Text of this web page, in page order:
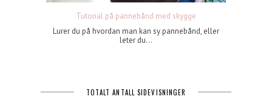
Tutorial på pannebånd med skygge
Lurer du på hvordan man kan sy pannebånd, eller
leter du...
TOTALT ANTALL SIDEVISNINGER